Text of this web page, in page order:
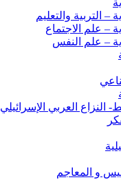
– التربية والتعليم
– علم الاجتماع
– علم النفس
النزاع العربي الإسرائيلي
و المعاجم